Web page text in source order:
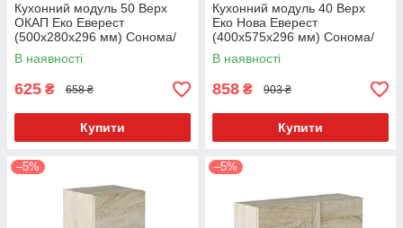
Кухонний модуль 50 Верх
ОКАП Еко Еверест
(500х280х296 мм) Сонома/
Сонома
В наявності
625 ₴ 658 ₴
Купити
Кухонний модуль 40 Верх
Еко Нова Еверест
(400х575х296 мм) Сонома/
Сонома
В наявності
858 ₴ 903 ₴
Купити
–5% –5%